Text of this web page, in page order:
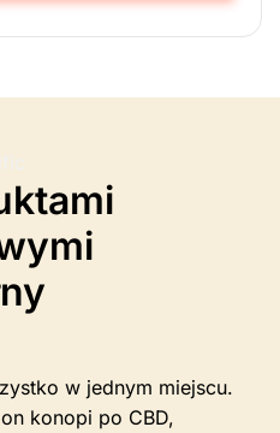
w jednym miejscu.
konopi po CBD,